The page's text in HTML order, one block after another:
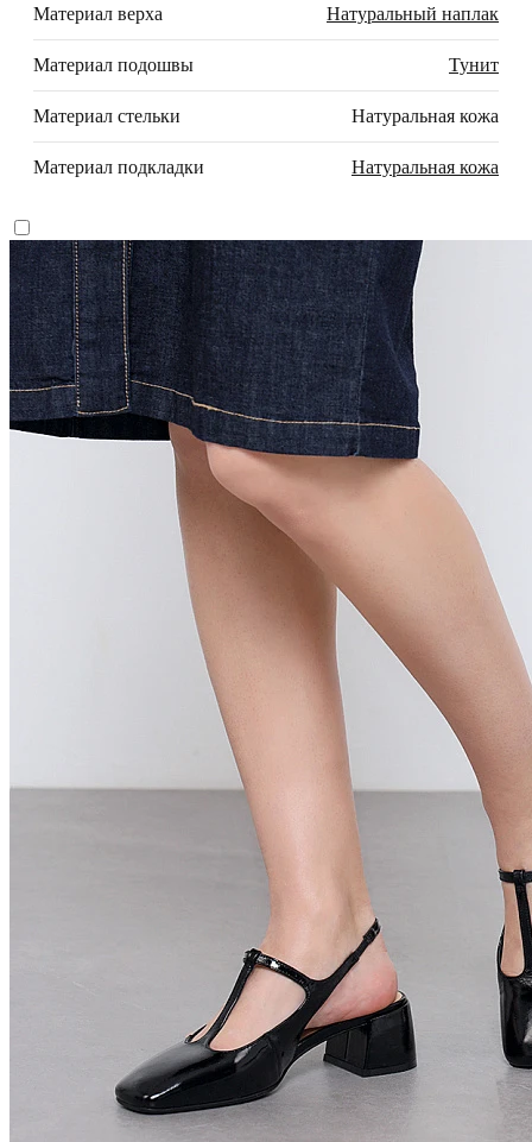
Материал верха Натуральный наплак
Материал подошвы Тунит
Материал стельки Натуральная кожа
Материал подкладки Натуральная кожа